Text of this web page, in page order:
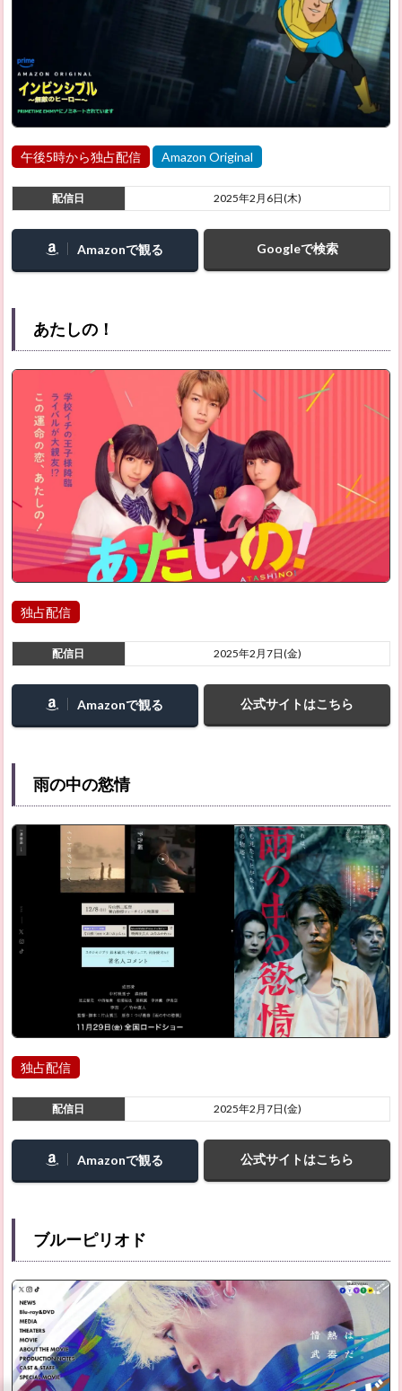
午後5時から独占配信 Amazon Original
配信日 2025年2月6日(木)
Amazonで観る Googleで検索
あたしの！
独占配信
配信日 2025年2月7日(金)
Amazonで観る 公式サイトはこちら
雨の中の慾情
独占配信
配信日 2025年2月7日(金)
Amazonで観る 公式サイトはこちら
ブルーピリオド